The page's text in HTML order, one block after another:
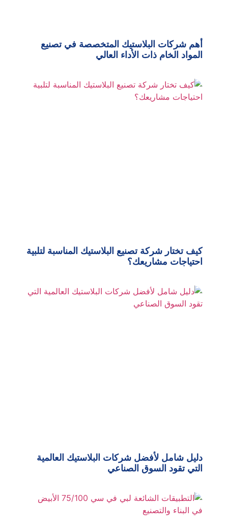
أهم شركات البلاستيك المتخصصة في تصنيع
المواد الخام ذات الأداء العالي
كيف تختار شركة تصنيع البلاستيك المناسبة لتلبية
احتياجات مشاريعك؟
دليل شامل لأفضل شركات البلاستيك العالمية
التي تقود السوق الصناعي